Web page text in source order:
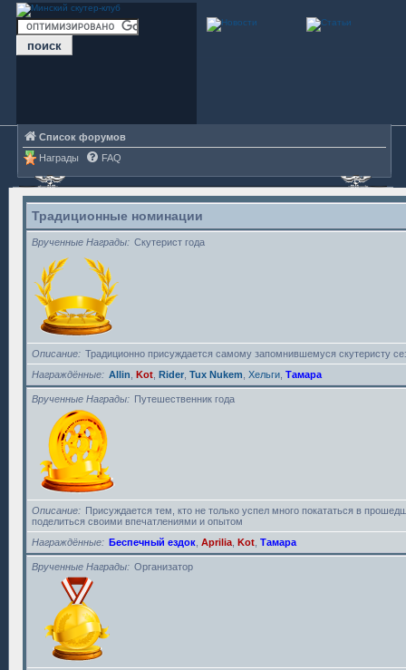
Список форумов
Награды
FAQ
Традиционные номинации
Врученные Награды Скутерист года
Описание
Традиционно присуждается самому запомнившемуся скутеристу
Награждённые
Allin Kot Rider Tux Nukem Хельги Тамара
Врученные Награды Путешественник года
Описание
Присуждается тем, кто не только успел много покататься в
поделиться своими впечатлениями и опытом
Награждённые
Беспечный ездок Aprilia Kot Тамара
Врученные Награды Организатор